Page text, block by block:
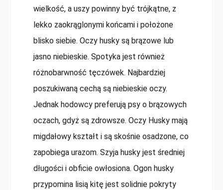
wielkość, a uszy powinny być trójkątne, z
lekko zaokrąglonymi końcami i położone
blisko siebie. Oczy husky są brązowe lub
jasno niebieskie. Spotyka jest również
różnobarwność tęczówek. Najbardziej
poszukiwaną cechą są niebieskie oczy.
Jednak hodowcy preferują psy o brązowych
oczach, gdyż są zdrowsze. Oczy Husky mają
migdałowy kształt i są skośnie osadzone, co
zapobiega urazom. Szyja husky jest średniej
długości i obficie owłosiona. Ogon husky
przypomina lisią kitę jest solidnie pokryty